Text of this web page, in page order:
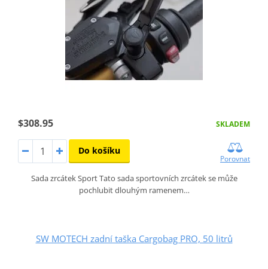
$308.95 SKLADEM
Do košíku
Porovnat
Sada zrcátek Sport Tato sada sportovních zrcátek se může
pochlubit dlouhým ramenem…
SW MOTECH zadní taška Cargobag PRO, 50 litrů